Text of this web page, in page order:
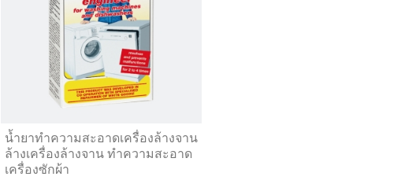
น้ำยาทำความสะอาดเครื่องล้างจาน
ล้างเครื่องล้างจาน ทําความสะอาด
เครื่องซักผ้า